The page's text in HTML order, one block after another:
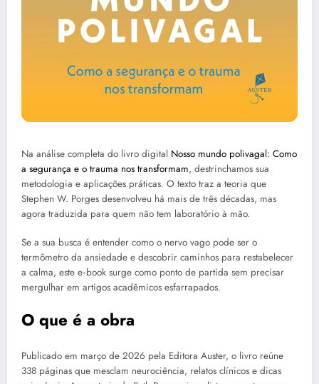
Na análise completa do livro digital Nosso mundo polivagal: Como
a segurança e o trauma nos transformam, destrinchamos sua
metodologia e aplicações práticas. O texto traz a teoria que
Stephen W. Porges desenvolveu há mais de três décadas, mas
agora traduzida para quem não tem laboratório à mão.
Se a sua busca é entender como o nervo vago pode ser o
termômetro da ansiedade e descobrir caminhos para restabelecer
a calma, este e‑book surge como ponto de partida sem precisar
mergulhar em artigos acadêmicos esfarrapados.
O que é a obra
Publicado em março de 2026 pela Editora Auster, o livro reúne
338 páginas que mesclam neurociência, relatos clínicos e dicas